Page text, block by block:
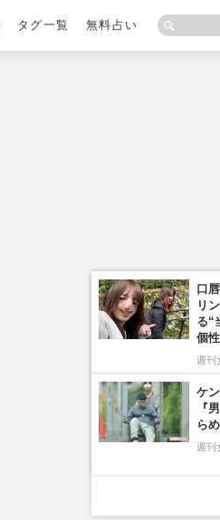
タグ一覧 無料占い